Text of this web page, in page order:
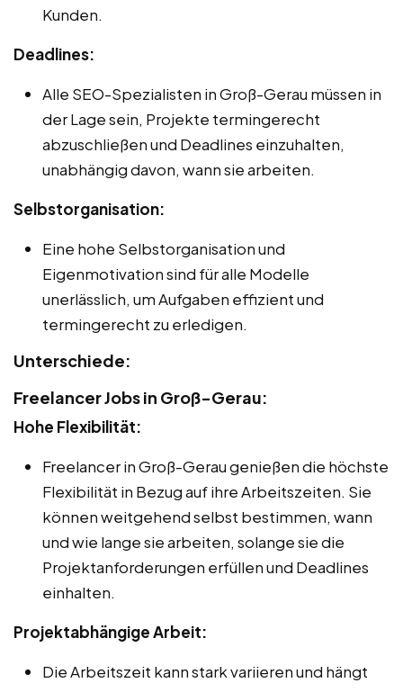
Kunden.
Deadlines:
Alle SEO-Spezialisten in Groß-Gerau müssen in
der Lage sein, Projekte termingerecht
abzuschließen und Deadlines einzuhalten,
unabhängig davon, wann sie arbeiten.
Selbstorganisation:
Eine hohe Selbstorganisation und
Eigenmotivation sind für alle Modelle
unerlässlich, um Aufgaben effizient und
termingerecht zu erledigen.
Unterschiede:
Freelancer Jobs in Groß-Gerau:
Hohe Flexibilität:
Freelancer in Groß-Gerau genießen die höchste
Flexibilität in Bezug auf ihre Arbeitszeiten. Sie
können weitgehend selbst bestimmen, wann
und wie lange sie arbeiten, solange sie die
Projektanforderungen erfüllen und Deadlines
einhalten.
Projektabhängige Arbeit:
Die Arbeitszeit kann stark variieren und hängt